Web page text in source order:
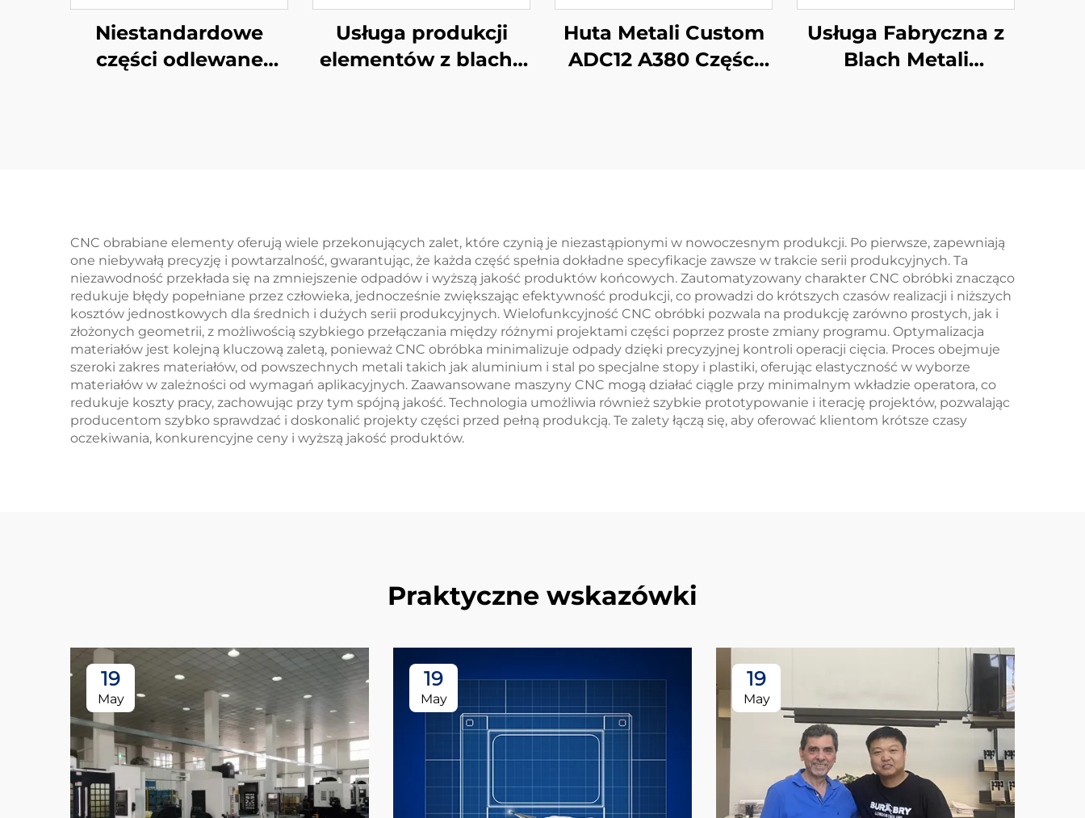
Niestandardowe
części odlewane
Usługa produkcji
elementów z blachy
Huta Metali Custom
ADC12 A380 Części
Usługa Fabryczna z
Blach Metali
CNC obrabiane elementy oferują wiele przekonujących zalet, które czynią je niezastąpionymi w nowoczesnym produkcji. Po pierwsze, zapewniają
one niebywałą precyzję i powtarzalność, gwarantując, że każda część spełnia dokładne specyfikacje zawsze w trakcie serii produkcyjnych. Ta
niezawodność przekłada się na zmniejszenie odpadów i wyższą jakość produktów końcowych. Zautomatyzowany charakter CNC obróbki znacząco
redukuje błędy popełniane przez człowieka, jednocześnie zwiększając efektywność produkcji, co prowadzi do krótszych czasów realizacji i niższych
kosztów jednostkowych dla średnich i dużych serii produkcyjnych. Wielofunkcyjność CNC obróbki pozwala na produkcję zarówno prostych, jak i
złożonych geometrii, z możliwością szybkiego przełączania między różnymi projektami części poprzez proste zmiany programu. Optymalizacja
materiałów jest kolejną kluczową zaletą, ponieważ CNC obróbka minimalizuje odpady dzięki precyzyjnej kontroli operacji cięcia. Proces obejmuje
szeroki zakres materiałów, od powszechnych metali takich jak aluminium i stal po specjalne stopy i plastiki, oferując elastyczność w wyborze
materiałów w zależności od wymagań aplikacyjnych. Zaawansowane maszyny CNC mogą działać ciągle przy minimalnym wkładzie operatora, co
redukuje koszty pracy, zachowując przy tym spójną jakość. Technologia umożliwia również szybkie prototypowanie i iterację projektów, pozwalając
producentom szybko sprawdzać i doskonalić projekty części przed pełną produkcją. Te zalety łączą się, aby oferować klientom krótsze czasy
oczekiwania, konkurencyjne ceny i wyższą jakość produktów.
Praktyczne wskazówki
19
May
19
May
19
May